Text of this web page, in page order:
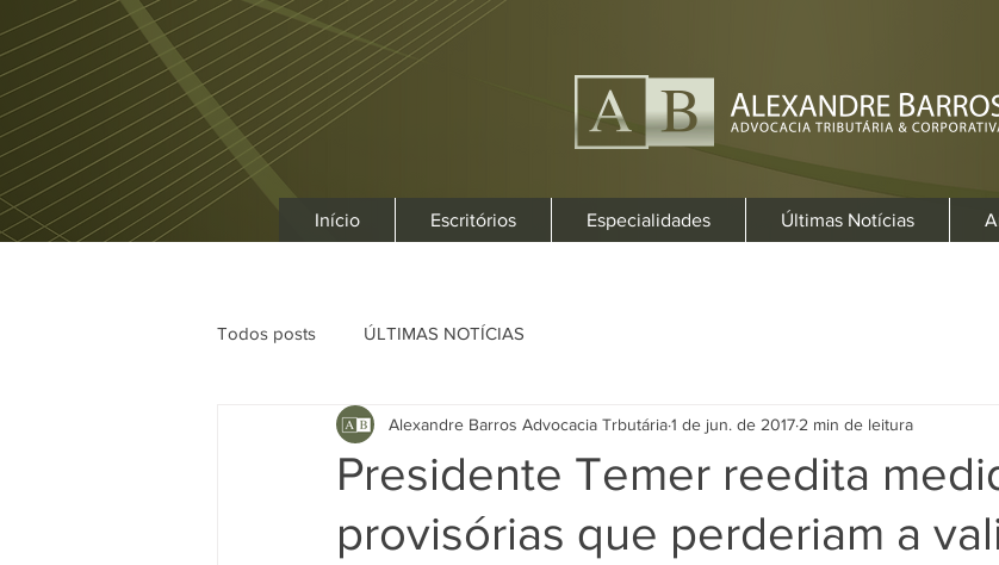
Início Escritórios Especialidades Últimas Notícias
Todos posts ÚLTIMAS NOTÍCIAS
Presidente Temer reedita
provisórias que perderiam a
Alexandre Barros Advocacia Trbutária1 de jun. de 2017 2 min de leitura